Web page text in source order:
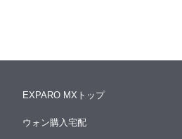
EXPARO MXトップ
ウォン購入宅配